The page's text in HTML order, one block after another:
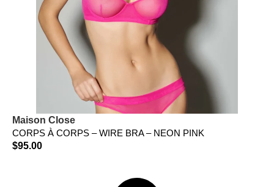
Maison Close
CORPS À CORPS – WIRE BRA – NEON PINK
$95.00